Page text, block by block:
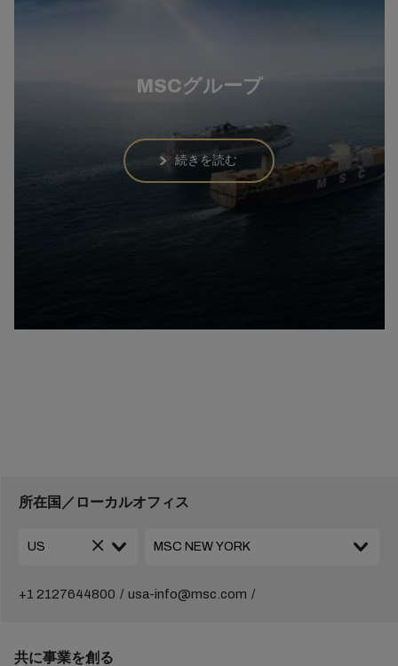
MSCグループ
続きを読む
所在国／ローカルオフィス
+1 2127644800 usa-info@msc.com
共に事業を創る